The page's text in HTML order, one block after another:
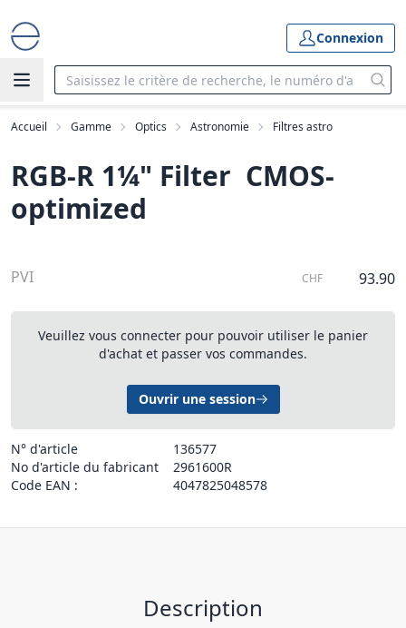
Connexion
Accueil Gamme Optics Astronomie Filtres astro
RGB-R 1¼" Filter  CMOS-
optimized
PVI CHF 93.90
Veuillez vous connecter pour pouvoir utiliser le panier
d'achat et passer vos commandes.
Ouvrir une session
N° d'article
136577
No d'article du fabricant
2961600R
Code EAN :
4047825048578
Description